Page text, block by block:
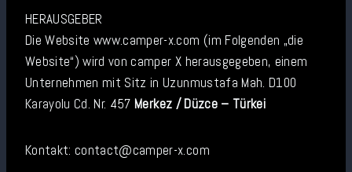
HERAUSGEBER
Die Website www.camper-x.com (im Folgenden „die
Website“) wird von camper X herausgegeben, einem
Unternehmen mit Sitz in Uzunmustafa Mah. D100
Karayolu Cd. Nr. 457Merkez / Düzce – Türkei
Kontakt: contact@camper-x.com